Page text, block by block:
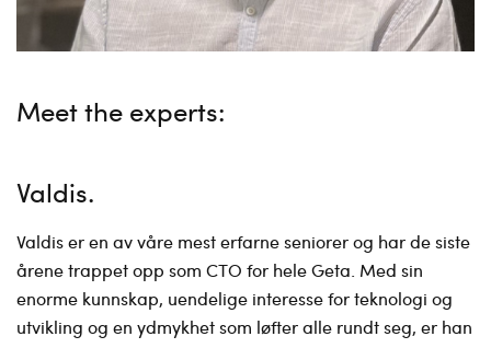
Meet the experts:
Valdis
Valdis er en av våre mest erfarne seniorer og har de siste
årene trappet opp som CTO for hele Geta. Med sin
enorme kunnskap, uendelige interesse for teknologi og
utvikling og en ydmykhet som løfter alle rundt seg, er han